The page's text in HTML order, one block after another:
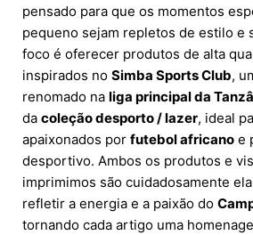
pensado para que os momentos
pequeno sejam repletos de estilo e
foco é oferecer produtos de alta
inspirados no Simba Sports Club,
renomado na liga principal da
da coleção desporto / lazer, ideal
apaixonados por futebol africano e
desportivo. Ambos os produtos e
imprimimos são cuidadosamente
refletir a energia e a paixão do
tornando cada artigo uma